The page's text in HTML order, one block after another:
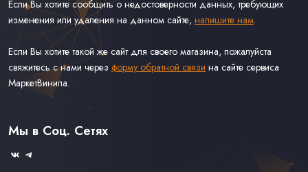
Если Вы хотите сообщить о недостоверности данных, требующих
изменения или удаления на данном сайте, напишите нам.
Если Вы хотите такой же сайт для своего магазина, пожалуйста
свяжитесь с нами через форму обратной связи на сайте сервиса
МаркетВинила.
Каталог Винила, CD и Кассет
Доставка и Оплата
Связаться С Нами
Мы в Соц. Сетях